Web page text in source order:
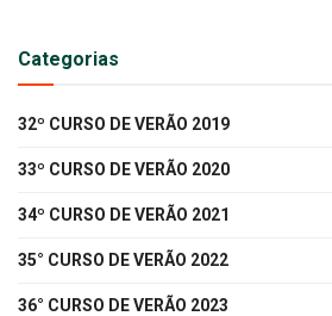
Categorias
32º CURSO DE VERÃO 2019
33º CURSO DE VERÃO 2020
34º CURSO DE VERÃO 2021
35° CURSO DE VERÃO 2022
36° CURSO DE VERÃO 2023